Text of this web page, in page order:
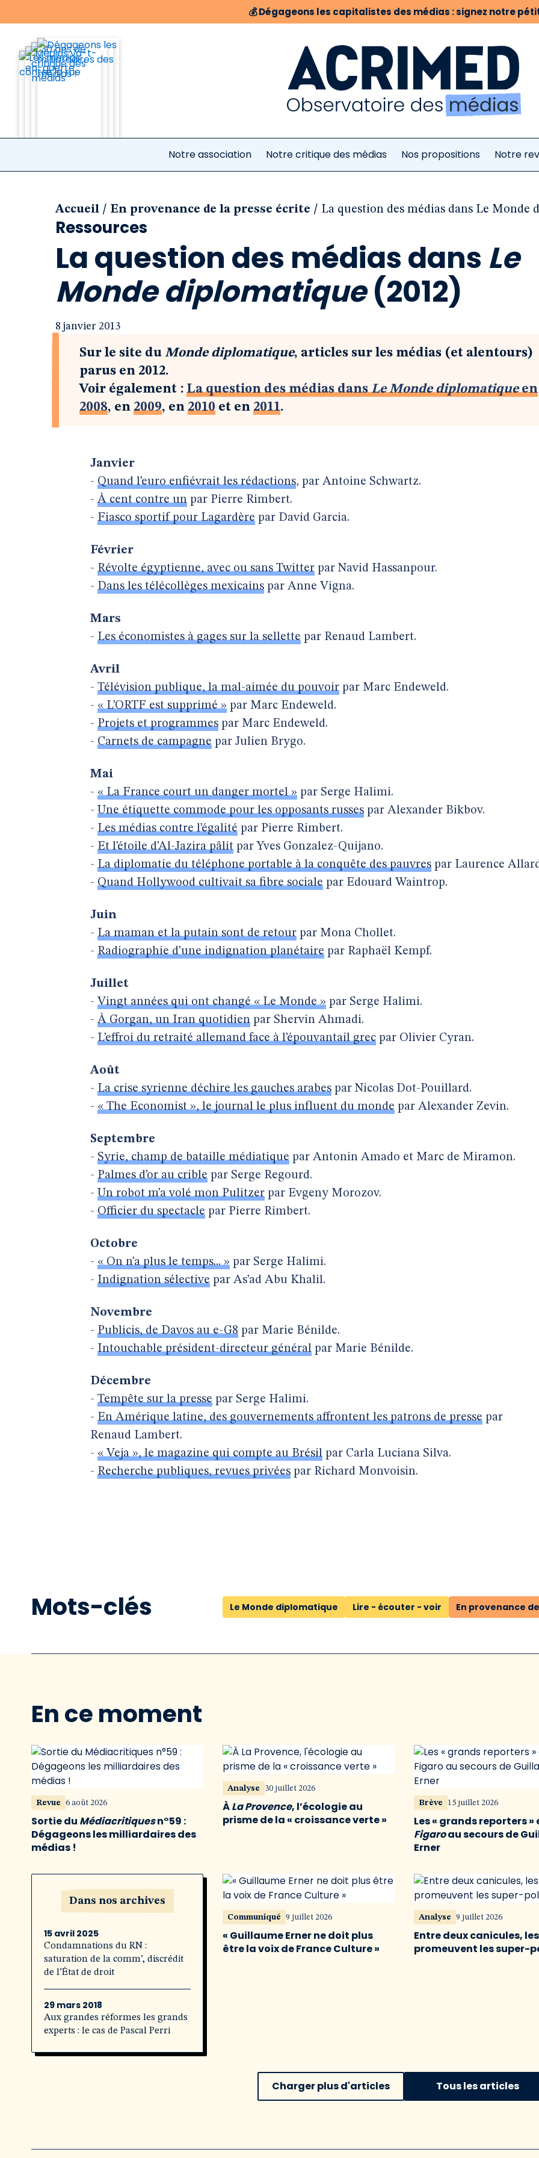
💰Dégageons les capitalistes des médias : signez notre
Notre association Notre critique des médias Nos propositions Notre
Accueil / En provenance de la presse écrite / La question des médias dans Le Monde
Ressources
La question des médias dans Le
Monde diplomatique(2012)
8 janvier 2013
Sur le site du Monde diplomatique, articles sur les médias (et alentours)
parus en 2012.
Voir également : La question des médias dansLe Monde diplomatiqueen
2008, en 2009, en 2010 et en 2011.
Janvier
- Quand l’euro enfiévrait les rédactions, par Antoine Schwartz.
- À cent contre un par Pierre Rimbert.
- Fiasco sportif pour Lagardère par David Garcia.
Février
- Révolte égyptienne, avec ou sans Twitter par Navid Hassanpour.
- Dans les télécollèges mexicains par Anne Vigna.
Mars
- Les économistes à gages sur la sellette par Renaud Lambert.
Avril
- Télévision publique, la mal-aimée du pouvoir par Marc Endeweld.
- « L’ORTF est supprimé » par Marc Endeweld.
- Projets et programmes par Marc Endeweld.
- Carnets de campagne par Julien Brygo.
Mai
- « La France court un danger mortel » par Serge Halimi.
- Une étiquette commode pour les opposants russes par Alexander Bikbov.
- Les médias contre l’égalité par Pierre Rimbert.
- Et l’étoile d’Al-Jazira pâlit par Yves Gonzalez-Quijano.
- La diplomatie du téléphone portable à la conquête des pauvres par Laurence
- Quand Hollywood cultivait sa fibre sociale par Edouard Waintrop.
Juin
- La maman et la putain sont de retour par Mona Chollet.
- Radiographie d’une indignation planétaire par Raphaël Kempf.
Juillet
- Vingt années qui ont changé « Le Monde » par Serge Halimi.
- À Gorgan, un Iran quotidien par Shervin Ahmadi.
- L’effroi du retraité allemand face à l’épouvantail grec par Olivier Cyran.
Août
- La crise syrienne déchire les gauches arabes par Nicolas Dot-Pouillard.
- « The Economist », le journal le plus influent du monde par Alexander Zevin.
Septembre
- Syrie, champ de bataille médiatique par Antonin Amado et Marc de Miramon.
- Palmes d’or au crible par Serge Regourd.
- Un robot m’a volé mon Pulitzer par Evgeny Morozov.
- Officier du spectacle par Pierre Rimbert.
Octobre
- « On n’a plus le temps... » par Serge Halimi.
- Indignation sélective par As’ad Abu Khalil.
Novembre
- Publicis, de Davos au e-G8 par Marie Bénilde.
- Intouchable président-directeur général par Marie Bénilde.
Décembre
- Tempête sur la presse par Serge Halimi.
- En Amérique latine, des gouvernements affrontent les patrons de presse par
Renaud Lambert.
- « Veja », le magazine qui compte au Brésil par Carla Luciana Silva.
- Recherche publiques, revues privées par Richard Monvoisin.
Mots-clés Le Monde diplomatique Lire - écouter - voir En provenance
En ce moment
Revue 6 août 2026
Sortie du Médiacritiquesn°59 :
Dégageons les milliardaires des
médias !
Analyse 30 juillet 2026
ÀLa Provence, l’écologie au
prisme de la « croissance verte »
Brève 15 juillet 2026
Les « grands reporters »
Figaroau secours de
Erner
Dans nos archives
15 avril 2025
Condamnations du RN :
saturation de la comm’, discrédit
de l’État de droit
29 mars 2018
Aux grandes réformes les grands
experts : le cas de Pascal Perri
Communiqué 9 juillet 2026
« Guillaume Erner ne doit plus
être la voix de France Culture »
Analyse 9 juillet 2026
Entre deux canicules,
promeuvent les super-
Charger plus d'articles Tous les articles